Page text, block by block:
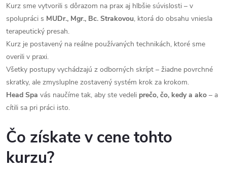
Kurz sme vytvorili s dôrazom na prax aj hlbšie súvislosti – v
spolupráci s MUDr., Mgr., Bc. Strakovou, ktorá do obsahu vniesla
terapeutický presah.
Kurz je postavený na reálne používaných technikách, ktoré sme
overili v praxi.
Všetky postupy vychádzajú z odborných skrípt – žiadne povrchné
skratky, ale zmysluplne zostavený systém krok za krokom.
Head Spa vás naučíme tak, aby ste vedeli prečo, čo, kedy a ako – a
cítili sa pri práci isto.
Čo získate v cene tohto
kurzu?